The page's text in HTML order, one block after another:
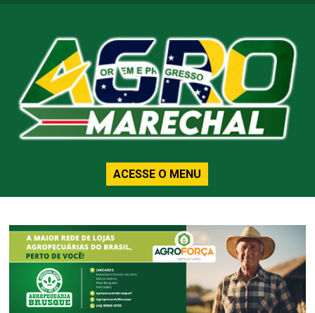
ACESSE O MENU